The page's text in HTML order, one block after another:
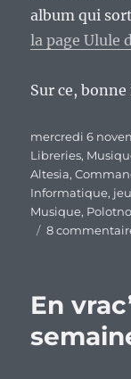
album qui
la page Ulule
Sur ce,
Publié
le
mercredi 6
Libreries,
Altesia,
Informatique,
Musique, Polotno
8
En